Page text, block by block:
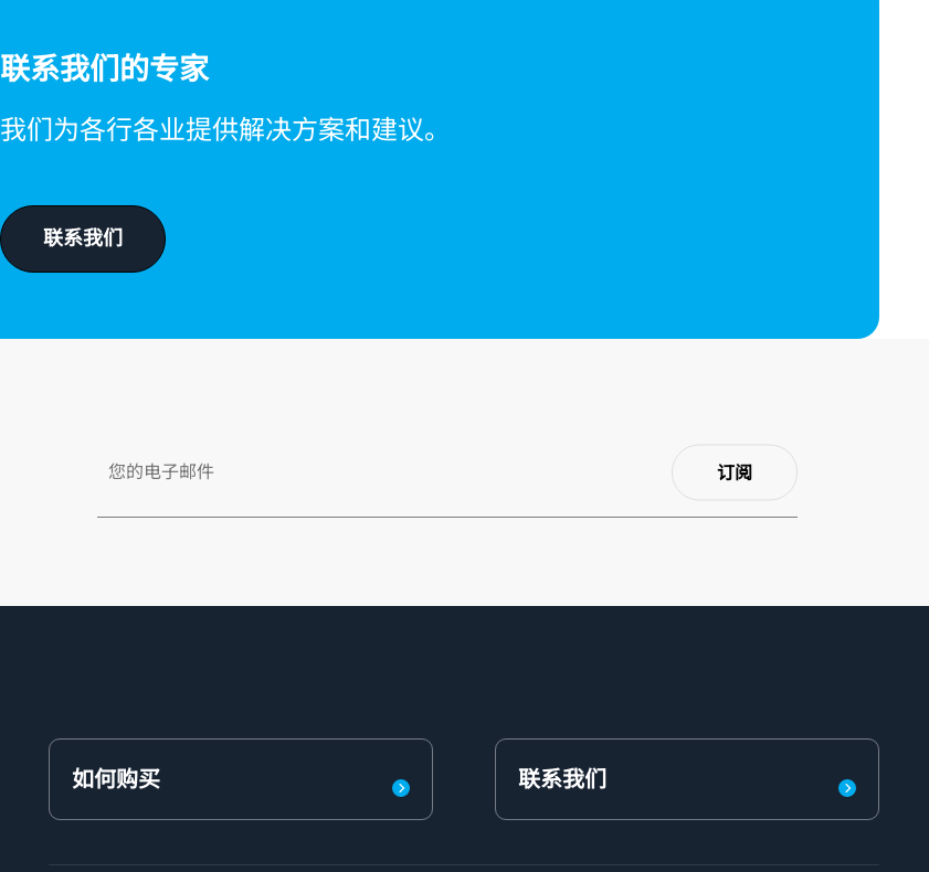
联系我们的专家
我们为各行各业提供解决方案和建议。
联系我们
订阅
如何购买 联系我们